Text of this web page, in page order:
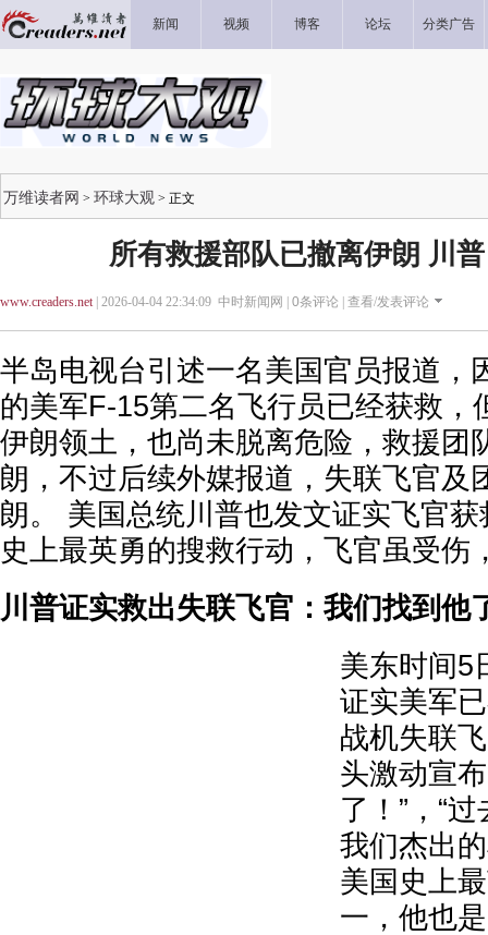
新闻 视频 博客 论坛 分类广告
万维读者网 > 环球大观 > 正文
所有救援部队已撤离伊朗 川
www.creaders.net| 2026-04-04 22:34:09 中时新闻网 | 0条评论 | 查看/发表评论
半岛电视台引述一名美国官员报道，
的美军F-15第二名飞行员已经获救，
伊朗领土，也尚未脱离危险，救援团
朗，不过后续外媒报道，失联飞官及
朗。 美国总统川普也发文证实飞官
史上最英勇的搜救行动，飞官虽受伤
川普证实救出失联飞官：我们找到他
美东时间5
证实美军
战机失联
头激动宣
了！”，“
我们杰出
美国史上
一，他也